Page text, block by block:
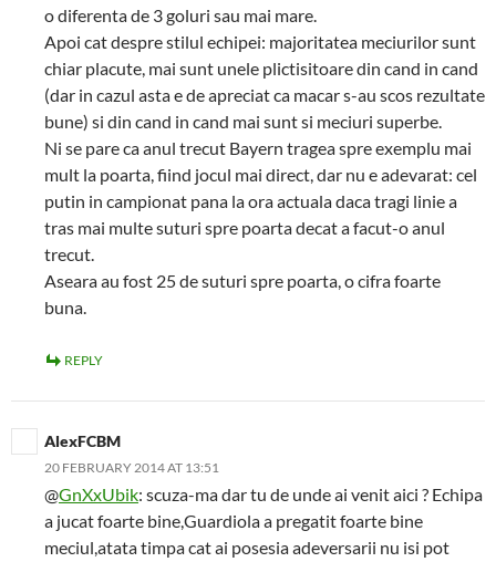
o diferenta de 3 goluri sau mai mare.
Apoi cat despre stilul echipei: majoritatea meciurilor sunt
chiar placute, mai sunt unele plictisitoare din cand in cand
(dar in cazul asta e de apreciat ca macar s-au scos rezultate
bune) si din cand in cand mai sunt si meciuri superbe.
Ni se pare ca anul trecut Bayern tragea spre exemplu mai
mult la poarta, fiind jocul mai direct, dar nu e adevarat: cel
putin in campionat pana la ora actuala daca tragi linie a
tras mai multe suturi spre poarta decat a facut-o anul
trecut.
Aseara au fost 25 de suturi spre poarta, o cifra foarte
buna.
REPLY
AlexFCBM
20 FEBRUARY 2014 AT 13:51
@GnXxUbik: scuza-ma dar tu de unde ai venit aici ? Echipa
a jucat foarte bine,Guardiola a pregatit foarte bine
meciul,atata timpa cat ai posesia adeversarii nu isi pot